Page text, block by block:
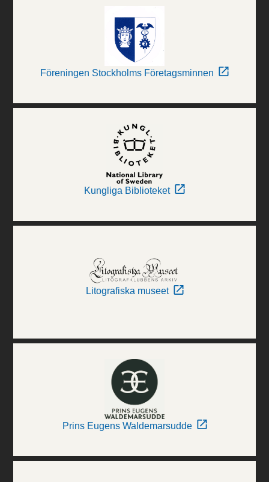
Föreningen Stockholms Företagsminnen
Kungliga Biblioteket
Litografiska museet
Prins Eugens Waldemarsudde